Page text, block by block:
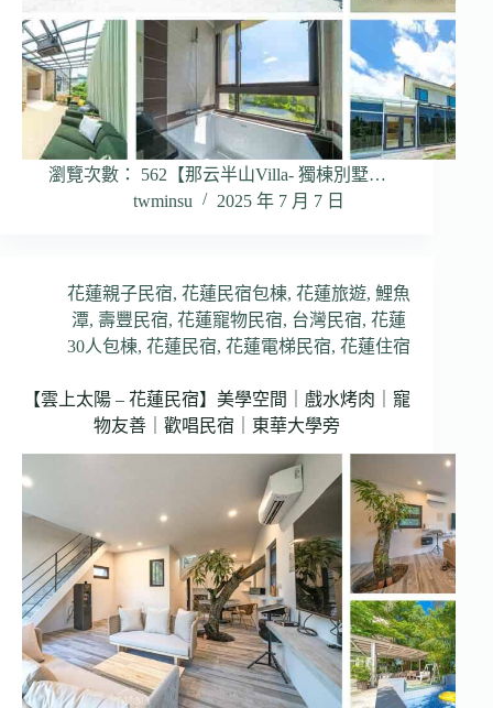
瀏覽次數： 562【那云半山Villa- 獨棟別墅…
twminsu
2025 年 7 月 7 日
花蓮親子民宿,花蓮民宿包棟,花蓮旅遊,鯉魚
潭,壽豐民宿,花蓮寵物民宿, 台灣民宿,花蓮
30人包棟,花蓮民宿,花蓮電梯民宿,花蓮住宿
【雲上太陽 – 花蓮民宿】美學空間｜戲水烤肉｜寵
物友善｜歡唱民宿｜東華大學旁